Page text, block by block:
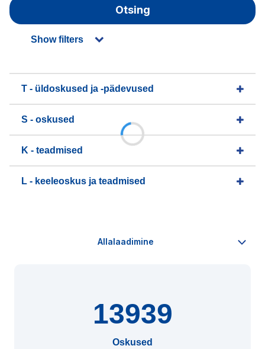
Otsing
Show filters
T - üldoskused ja -pädevused
S - oskused
K - teadmised
L - keeleoskus ja teadmised
13939
Oskused